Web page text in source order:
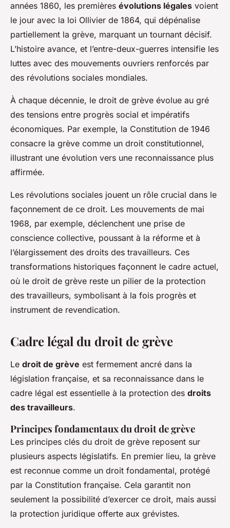
années 1860, les premières évolutions légales voient
le jour avec la loi Ollivier de 1864, qui dépénalise
partiellement la grève, marquant un tournant décisif.
L’histoire avance, et l’entre-deux-guerres intensifie les
luttes avec des mouvements ouvriers renforcés par
des révolutions sociales mondiales.
À chaque décennie, le droit de grève évolue au gré
des tensions entre progrès social et impératifs
économiques. Par exemple, la Constitution de 1946
consacre la grève comme un droit constitutionnel,
illustrant une évolution vers une reconnaissance plus
affirmée.
Les révolutions sociales jouent un rôle crucial dans le
façonnement de ce droit. Les mouvements de mai
1968, par exemple, déclenchent une prise de
conscience collective, poussant à la réforme et à
l’élargissement des droits des travailleurs. Ces
transformations historiques façonnent le cadre actuel,
où le droit de grève reste un pilier de la protection
des travailleurs, symbolisant à la fois progrès et
instrument de revendication.
Cadre légal du droit de grève
Le droit de grève est fermement ancré dans la
législation française, et sa reconnaissance dans le
cadre légal est essentielle à la protection des droits
des travailleurs.
Principes fondamentaux du droit de grève
Les principes clés du droit de grève reposent sur
plusieurs aspects législatifs. En premier lieu, la grève
est reconnue comme un droit fondamental, protégé
par la Constitution française. Cela garantit non
seulement la possibilité d’exercer ce droit, mais aussi
la protection juridique offerte aux grévistes.